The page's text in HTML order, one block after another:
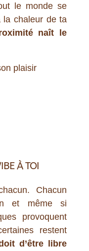
le monde se
la chaleur de ta
naît le
À TOI
Chacun
et même si
provoquent
restent
d’être libre